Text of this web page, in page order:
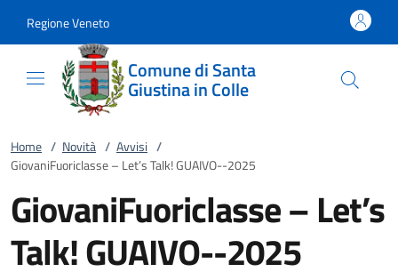
Regione Veneto
Comune di Santa
Giustina in Colle
Home / Novità / Avvisi /
GiovaniFuoriclasse – Let’s Talk! GUAIVO--2025
GiovaniFuoriclasse – Let’s
Talk! GUAIVO--2025